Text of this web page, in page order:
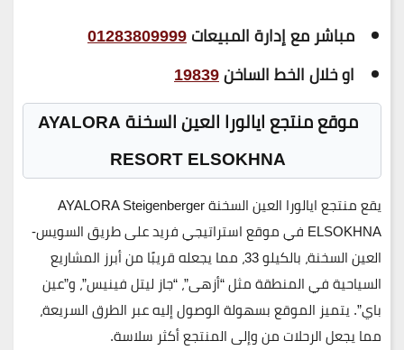
مباشر مع إدارة المبيعات01283809999
او خلال الخط الساخن19839
موقع منتجع ايالورا العين السخنةAYALORA
RESORT ELSOKHNA
يقع
منتجع ايالورا العين السخنة AYALORA Steigenberger
ELSOKHNA في موقع استراتيجي فريد على طريقالسويس-
العين السخنة، بالكيلو 33
، مما يجعله قريبًا من أبرز المشاريع
السياحية في المنطقة مثل “أزهى”، “جاز ليتل فينيس”، و”عين
باي”. يتميز الموقع بسهولة الوصول إليه عبر الطرق السريعة،
مما يجعل الرحلات من وإلى المنتجع أكثر سلاسة.